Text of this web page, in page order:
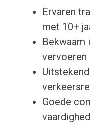
Ervaren
met 10+
Bekwaam
vervoeren
Goede